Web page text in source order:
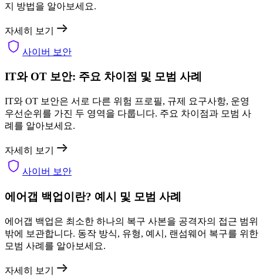
지 방법을 알아보세요.
자세히 보기
사이버 보안
IT와 OT 보안: 주요 차이점 및 모범 사례
IT와 OT 보안은 서로 다른 위험 프로필, 규제 요구사항, 운영
우선순위를 가진 두 영역을 다룹니다. 주요 차이점과 모범 사
례를 알아보세요.
자세히 보기
사이버 보안
에어갭 백업이란? 예시 및 모범 사례
에어갭 백업은 최소한 하나의 복구 사본을 공격자의 접근 범위
밖에 보관합니다. 동작 방식, 유형, 예시, 랜섬웨어 복구를 위한
모범 사례를 알아보세요.
자세히 보기